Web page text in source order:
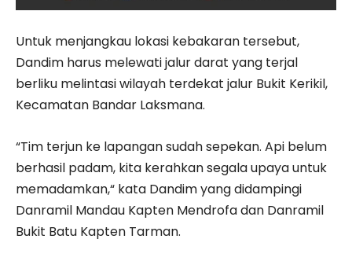
Untuk menjangkau lokasi kebakaran tersebut,
Dandim harus melewati jalur darat yang terjal
berliku melintasi wilayah terdekat jalur Bukit Kerikil,
Kecamatan Bandar Laksmana.
“Tim terjun ke lapangan sudah sepekan. Api belum
berhasil padam, kita kerahkan segala upaya untuk
memadamkan,“ kata Dandim yang didampingi
Danramil Mandau Kapten Mendrofa dan Danramil
Bukit Batu Kapten Tarman.